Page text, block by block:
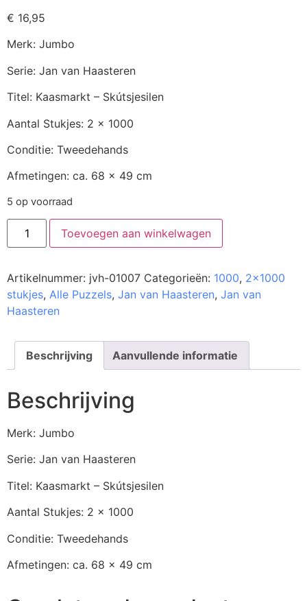
€ 16,95
Merk: Jumbo
Serie: Jan van Haasteren
Titel: Kaasmarkt – Skútsjesilen
Aantal Stukjes: 2 x 1000
Conditie: Tweedehands
Afmetingen: ca. 68 x 49 cm
5 op voorraad
Toevoegen aan winkelwagen
Artikelnummer: jvh-01007 Categorieën: 1000, 2x1000
stukjes, Alle Puzzels, Jan van Haasteren, Jan van
Haasteren
Beschrijving Aanvullende informatie
Beschrijving
Merk: Jumbo
Serie: Jan van Haasteren
Titel: Kaasmarkt – Skútsjesilen
Aantal Stukjes: 2 x 1000
Conditie: Tweedehands
Afmetingen: ca. 68 x 49 cm